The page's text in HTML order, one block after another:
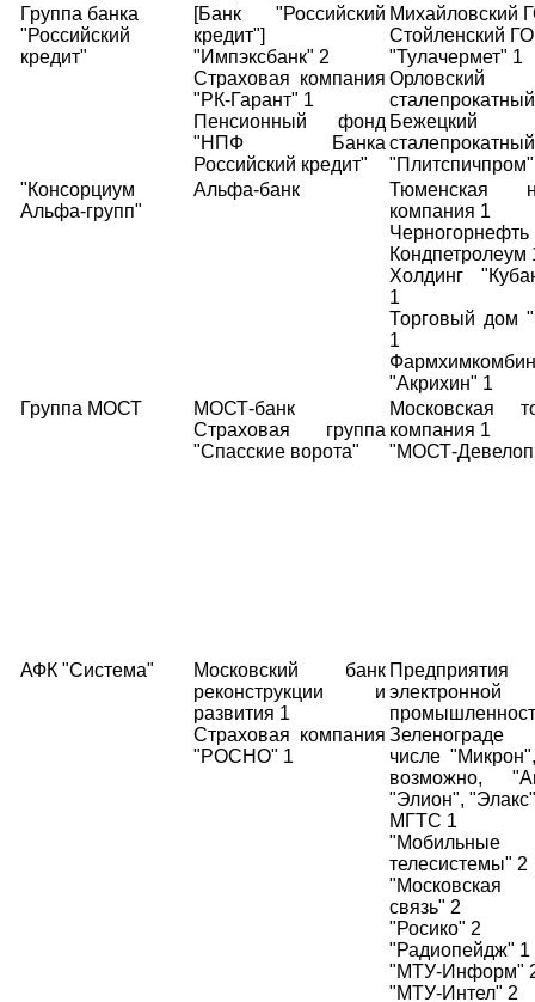
Группа банка
"Российский
кредит"
[Банк "Российский
кредит"]
"Импэксбанк" 2
Страховая компания
"РК-Гарант" 1
Пенсионный фонд
"НПФ Банка
Российский кредит"
Михайловский
Стойленский
"Тулачермет" 1
Орловский
Бежецкий
"Консорциум
Альфа-групп"
Альфа-банк
Тюменская
компания 1
Черногорнефть
Кондпетролеум
Холдинг
1
Торговый дом
1
"Акрихин" 1
Группа МОСТ
МОСТ-банк
Страховая группа
"Спасские ворота"
Московская
компания 1
"МОСТ-
АФК "Система"
Московский банк
реконструкции и
развития 1
Страховая компания
"РОСНО" 1
Предприятия
электронной
числе
возможно,
"Элион",
МГТС 1
"Мобильные
телесистемы" 2
"Московская
связь" 2
"Росико" 2
"Радиопейдж" 1
"МТУ-Информ"
"МТУ-Интел" 2